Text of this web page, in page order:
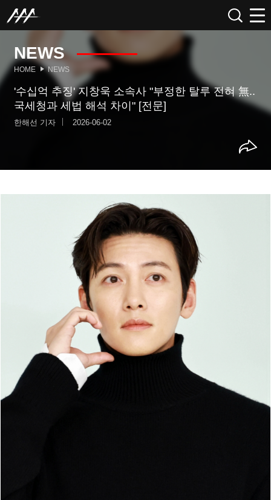
NEWS
HOME NEWS
'수십억 추징' 지창욱 소속사 "부정한 탈루 전혀 無..
국세청과 세법 해석 차이" [전문]
한해선 기자 2026-06-02